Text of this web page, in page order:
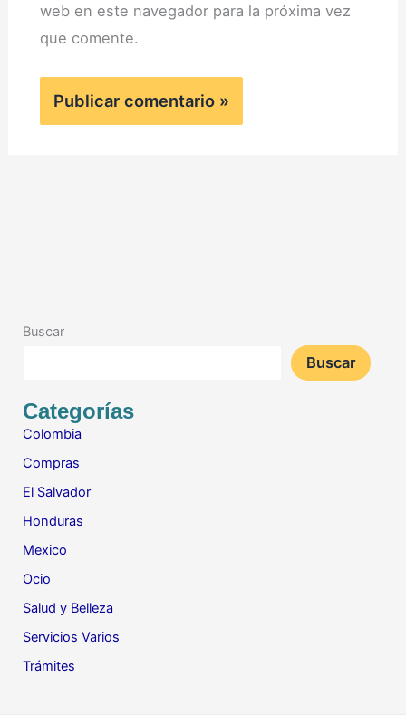
web en este navegador para la próxima vez
que comente.
Buscar
Buscar
Categorías
Colombia
Compras
El Salvador
Honduras
Mexico
Ocio
Salud y Belleza
Servicios Varios
Trámites